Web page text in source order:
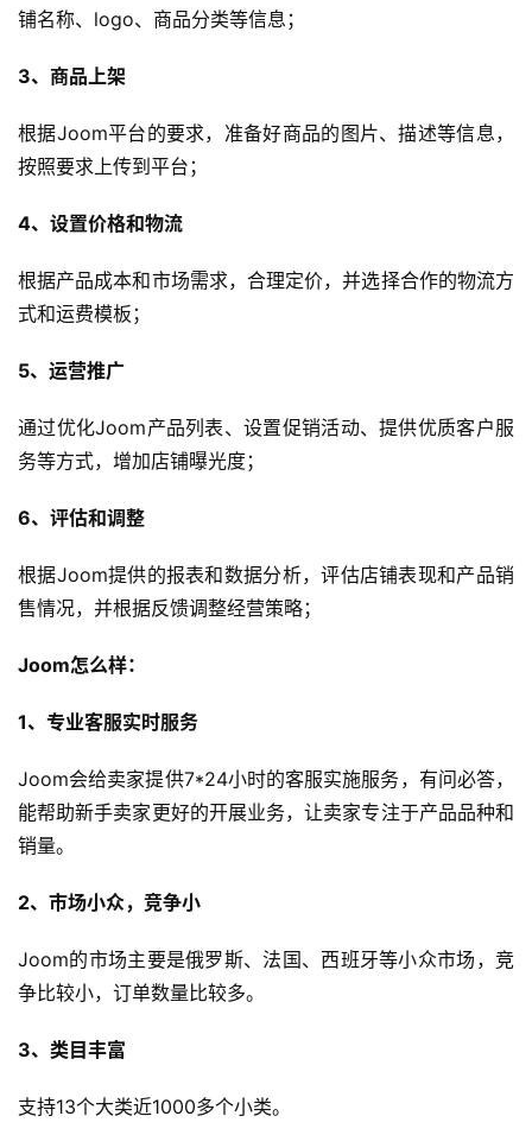
首
全
开
店
境
科
媒
销
境
航
铺名称、logo、商品分类等信息；
3、商品上架
根据Joom平台的要求，准备好商品的图片、描述等信息，
按照要求上传到平台；
4、设置价格和物流
根据产品成本和市场需求，合理定价，并选择合作的物流方
式和运费模板；
5、运营推广
通过优化Joom产品列表、设置促销活动、提供优质客户服
务等方式，增加店铺曝光度；
6、评估和调整
根据Joom提供的报表和数据分析，评估店铺表现和产品销
售情况，并根据反馈调整经营策略；
Joom怎么样：
1、专业客服实时服务
Joom会给卖家提供7*24小时的客服实施服务，有问必答，
能帮助新手卖家更好的开展业务，让卖家专注于产品品种和
销量。
2、市场小众，竞争小
Joom的市场主要是俄罗斯、法国、西班牙等小众市场，竞
争比较小，订单数量比较多。
3、类目丰富
支持13个大类近1000多个小类。